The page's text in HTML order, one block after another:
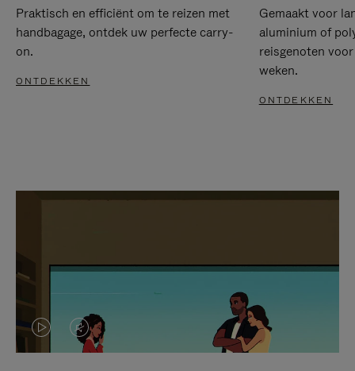
Praktisch en efficiënt om te reizen met
handbagage, ontdek uw perfecte carry-
on.
ONTDEKKEN
Gemaakt voor
aluminium of
reisgenoten
weken.
ONTDEKKEN
VIDEO
HET